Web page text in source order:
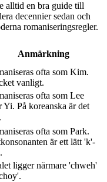
alltid en bra guide till
decennier sedan och
romaniseringsregler.
Anmärkning
ofta som Kim.
vanligt.
ofta som Lee
Yi. På koreanska är det
ofta som Park.
är ett lätt 'k'-
ligger närmare 'chweh'